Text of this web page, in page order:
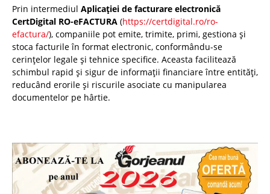
Prin intermediul Aplicației de facturare electronică
CertDigital RO-eFACTURA (https://certdigital.ro/ro-
efactura/), companiile pot emite, trimite, primi, gestiona și
stoca facturile în format electronic, conformându-se
cerințelor legale și tehnice specifice. Aceasta facilitează
schimbul rapid și sigur de informații financiare între entități,
reducând erorile și riscurile asociate cu manipularea
documentelor pe hârtie.